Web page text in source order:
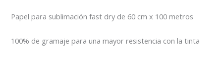
Papel para sublimación fast dry de 60 cm x 100 metros
100% de gramaje para una mayor resistencia con la tinta